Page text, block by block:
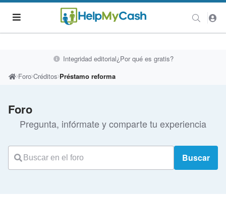
Integridad editorial¿Por qué es gratis?
Foro Créditos Préstamo reforma
Foro
Pregunta, infórmate y comparte tu experiencia
Buscar